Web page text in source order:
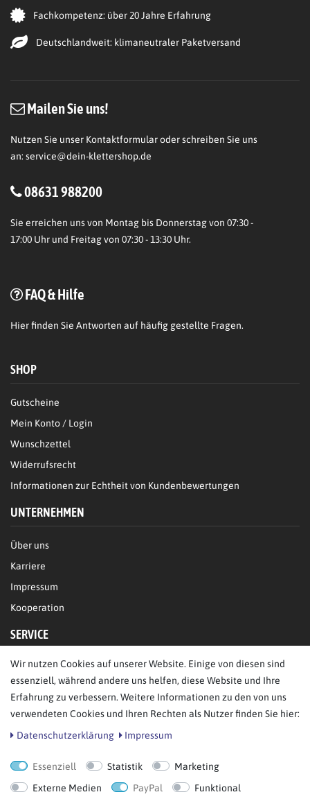
Fachkompetenz: über 20 Jahre Erfahrung
Deutschlandweit: klimaneutraler Paketversand
Mailen Sie uns!
Nutzen Sie unser Kontaktformular oder schreiben Sie uns
an: service@dein-klettershop.de
08631 988200
Sie erreichen uns von Montag bis Donnerstag von 07:30 -
17:00 Uhr und Freitag von 07:30 - 13:30 Uhr.
FAQ & Hilfe
Hierfinden Sie Antworten auf häufig gestellte Fragen.
SHOP
Gutscheine
Mein Konto / Login
Wunschzettel
Widerrufsrecht
Informationen zur Echtheit von Kundenbewertungen
UNTERNEHMEN
Über uns
Karriere
Impressum
Kooperation
SERVICE
FAQ/Hilfe
Datenschutz
AGB
Bestellung widerrufen
Wir nutzen Cookies auf unserer Website. Einige von diesen sind
essenziell, während andere uns helfen, diese Website und Ihre
Erfahrung zu verbessern. Weitere Informationen zu den von uns
verwendeten Cookies und Ihren Rechten als Nutzer finden Sie hier:
Daten­schutz­erklärung
Impressum
Essenziell Statistik
Marketing
Externe Medien
PayPal Funktional